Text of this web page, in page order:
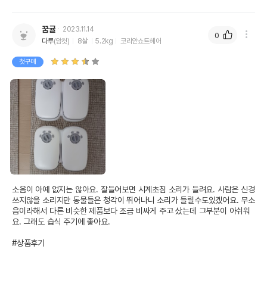
꿈귤
2023.11.14
다루(암컷) 8살 5.2kg 코리안쇼트헤어
첫구매
소음이 아예 없지는 않아요. 잘들어보면 시계초침 소리가 들려요. 사람은 신경
쓰지않을 소리지만 동물들은 청각이 뛰어나니 소리가 들릴수도있겠어요. 무소
음이라해서 다른 비슷한 제품보다 조금 비싸게 주고 샀는데 그부분이 아쉬워
요. 그래도 습식 주기에 좋아요.
#상품후기
0